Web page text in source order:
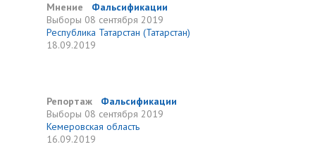
Мнение
Фальсификации
Выборы 08 сентября 2019
Республика Татарстан (Татарстан)
18.09.2019
Репортаж
Фальсификации
Выборы 08 сентября 2019
Кемеровская область
16.09.2019